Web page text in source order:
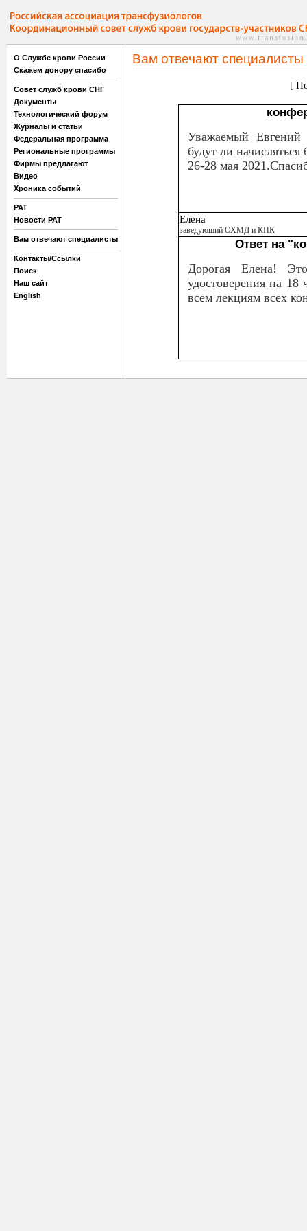
О Службе крови России
Скажем донору спасибо
Совет служб крови СНГ
Документы
Технологический форум
Журналы и статьи
Федеральная программа
Региональные программы
Фирмы предлагают
Видео
Хроника событий
РАТ
Новости РАТ
Вам отвечают специалисты
Контакты/Ссылки
Поиск
Наш сайт
English
Вам отвечают специалисты
[
Уважаемый Евгений
будут ли
26-28 мая
Елена
заведующий ОХМД и КПК
Ответ на
Дорогая Елена!
удостоверения на 18
всем лекциям всех